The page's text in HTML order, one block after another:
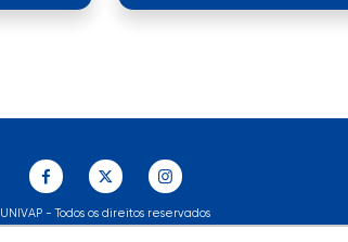
UNIVAP - Todos os direitos reservados